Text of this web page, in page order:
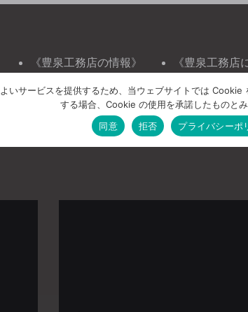
《豊泉工務店の情報》
イベント情報
《豊泉工務店
お問い合わせ
プライバシー
いサービスを提供するため、当ウェブサイトでは Cookie
する場合、Cookie の使用を承諾したものとみ
同意
拒否 プライバシーポ